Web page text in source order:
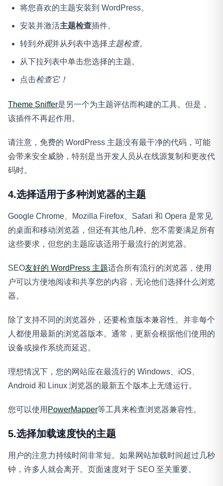
将您喜欢的主题安装到 WordPress。
安装并激活主题检查插件。
转到 外观并从列表中选择 主题检查。
从下拉列表中单击您选择的主题。
点击检查它！
Theme Sniffer是另一个为主题评估而构建的工具。但是，
该插件不再起作用。
请注意，免费的 WordPress 主题没有最干净的代码，可能
会带来安全威胁，特别是当开发人员从在线源复制和更改代
码时。
4.选择适用于多种浏览器的主题
Google Chrome、Mozilla Firefox、Safari 和 Opera 是常见
的桌面和移动浏览器，但还有其他几种。您不需要满足所有
这些要求，但您的主题应该适用于最流行的浏览器。
SEO友好的 WordPress 主题适合所有流行的浏览器，使用
户可以方便地阅读和共享您的内容，无论他们选择什么浏览
器。
除了支持不同的浏览器外，还要检查版本兼容性。并非每个
人都使用最新的浏览器版本。通常，更新会根据他们使用的
设备或操作系统而延迟。
理想情况下，您的网站应在最流行的 Windows、iOS、
Android 和 Linux 浏览器的最新五个版本上无缝运行。
您可以使用 PowerMapper等工具来检查浏览器兼容性。
5.选择加载速度快的主题
用户的注意力持续时间非常短。如果网站加载时间超过几秒
钟，许多人就会离开。页面速度对于 SEO 至关重要。